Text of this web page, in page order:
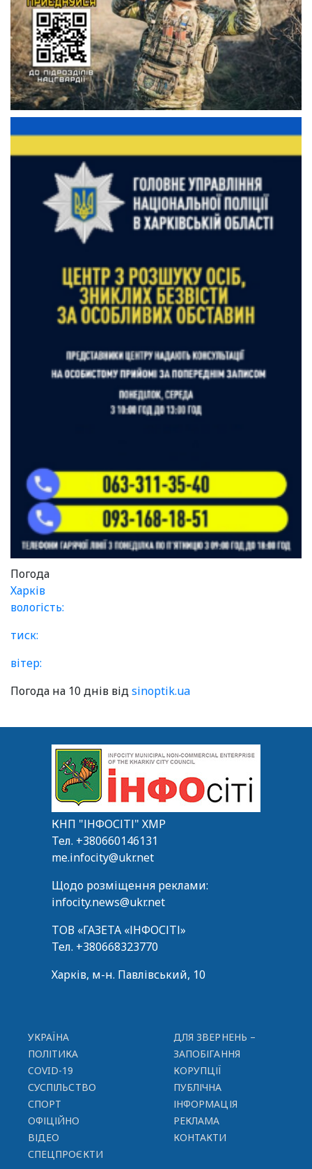
Погода
Харків
вологість:
тиск:
вітер:
Погода на 10 днів відsinoptik.ua
КНП "ІНФОСІТІ" ХМР
Тел. +380660146131
me.infocity@ukr.net
Щодо розміщення реклами:
infocity.news@ukr.net
ТОВ «ГАЗЕТА «ІНФОСІТІ»
Тел. +380668323770
Харків, м-н. Павлівський, 10
УКРАЇНА
ПОЛІТИКА
COVID-19
СУСПІЛЬСТВО
СПОРТ
ОФІЦІЙНО
ВІДЕО
СПЕЦПРОЄКТИ
ДЛЯ ЗВЕРНЕНЬ –
ЗАПОБІГАННЯ
КОРУПЦІЇ
ПУБЛІЧНА
ІНФОРМАЦІЯ
РЕКЛАМА
КОНТАКТИ